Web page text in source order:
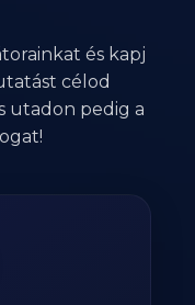
és kapj
célod
utadon pedig a